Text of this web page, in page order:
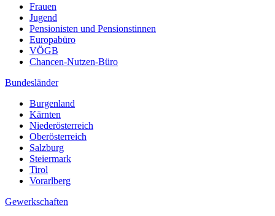
Frauen
Jugend
Pensionisten und Pensionstinnen
Europabüro
VÖGB
Chancen-Nutzen-Büro
Bundesländer
Burgenland
Kärnten
Niederösterreich
Oberösterreich
Salzburg
Steiermark
Tirol
Vorarlberg
Gewerkschaften